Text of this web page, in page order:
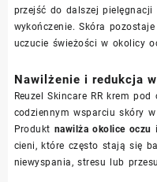
przejść do dalszej
wykończenie. Skóra
uczucie świeżości w okolicy
Nawilżenie i redukcja
Reuzel Skincare RR krem
codziennym wsparciu skóry
Produkt nawilża okolice oczu
cieni, które często stają się
niewyspania, stresu lub